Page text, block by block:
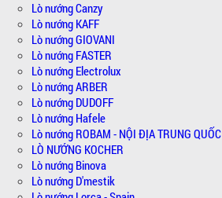
Lò nướng Canzy
Lò nướng KAFF
Lò nướng GIOVANI
Lò nướng FASTER
Lò nướng Electrolux
Lò nướng ARBER
Lò nướng DUDOFF
Lò nướng Hafele
Lò nướng ROBAM - NỘI ĐỊA TRUNG QUỐC
LÒ NƯỚNG KOCHER
Lò nướng Binova
Lò nướng D'mestik